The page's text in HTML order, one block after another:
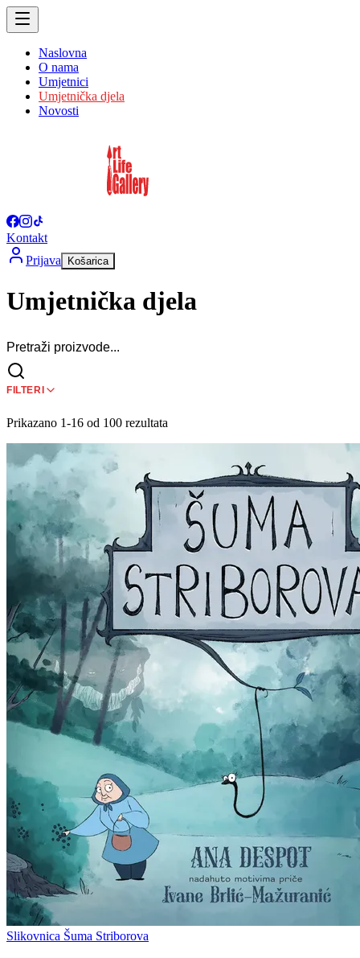
Naslovna
O nama
Umjetnici
Umjetnička djela
Novosti
Kontakt
Prijava
Košarica
Umjetnička djela
FILTERI
Prikazano 1-16 od 100 rezultata
Slikovnica Šuma Striborova